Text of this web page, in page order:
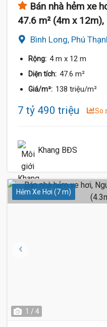
Bán nhà hẻm xe
47.6 m² (4m x
Bình Long, Phú
Rộng: 4 m x 12 m
Diện tích: 47.6 m²
Giá/m²: 138 triệu/m²
7 tỷ 490 triệu So
Khang BĐS
Hẻm Xe Hơi (7 m)
1 / 4